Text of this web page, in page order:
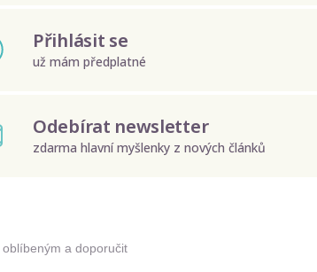
Přihlásit se
už mám předplatné
Odebírat newsletter
zdarma hlavní myšlenky z nových článků
oblíbeným a doporučit